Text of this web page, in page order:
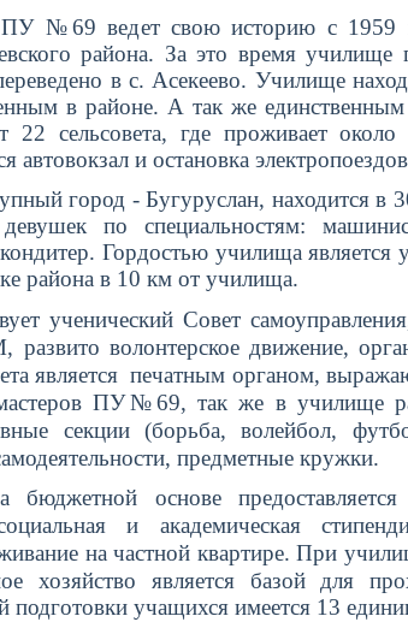
ведет свою историю с 1959
района. За это время
в с. Асекеево. Училище
в районе. А так же
22 сельсовета, где проживает
автовокзал и остановка
город - Бугуруслан, находится в
по специальностям: машинист-
Гордостью училища является
района в 10 км от училища.
ученический Совет
волонтерское движение,
является печатным органом,
мастеров ПУ№69, так же в училище
секции (борьба, волейбол,
предметные кружки.
основе предоставляется
и академическая
на частной квартире. При
хозяйство является базой для
подготовки учащихся имеется 13